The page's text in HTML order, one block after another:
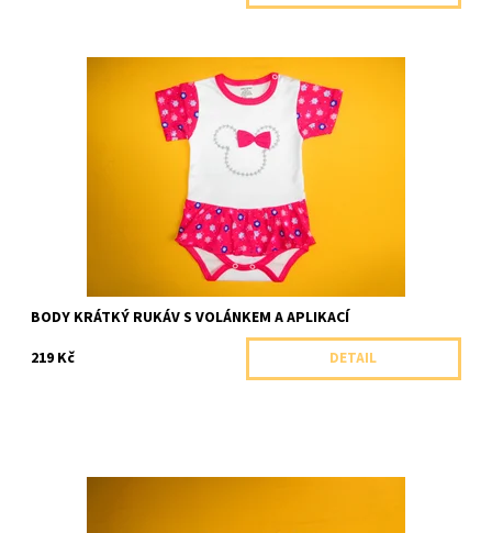
Dívčí kojenecké body s krátkým rukávem zdobené volánkem a
Skladem 2 ks
BODY KRÁTKÝ RUKÁV S VOLÁNKEM A APLIKACÍ
219 Kč
DETAIL